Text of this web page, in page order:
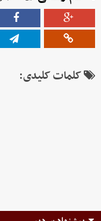
کلمات کلیدی: